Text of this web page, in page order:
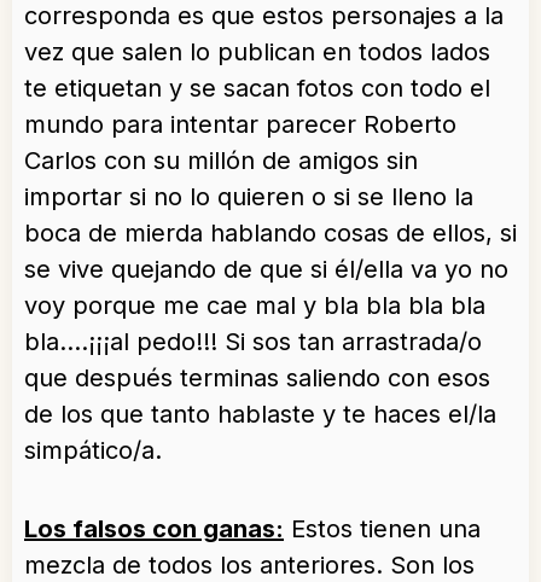
corresponda es que estos personajes a la
vez que salen lo publican en todos lados
te etiquetan y se sacan fotos con todo el
mundo para intentar parecer Roberto
Carlos con su millón de amigos sin
importar si no lo quieren o si se lleno la
boca de mierda hablando cosas de ellos, si
se vive quejando de que si él/ella va yo no
voy porque me cae mal y bla bla bla bla
bla….¡¡¡al pedo!!! Si sos tan arrastrada/o
que después terminas saliendo con esos
de los que tanto hablaste y te haces el/la
simpático/a.
Los falsos con ganas: Estos tienen una
mezcla de todos los anteriores. Son los